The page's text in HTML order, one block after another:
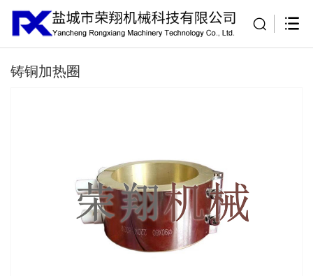
铸铜加热圈